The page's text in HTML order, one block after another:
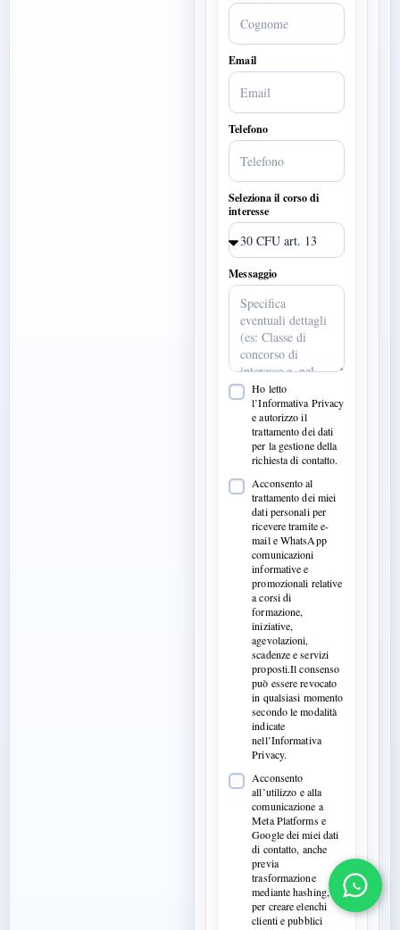
Email
Telefono
Seleziona il corso di
interesse
Messaggio
Ho letto
l’Informativa Privacy
e autorizzo il
trattamento dei dati
per la gestione della
richiesta di contatto.
Acconsento al
trattamento dei miei
dati personali per
ricevere tramite e-
mail e WhatsApp
comunicazioni
informative e
promozionali relative
a corsi di
formazione,
iniziative,
agevolazioni,
scadenze e servizi
proposti.Il consenso
può essere revocato
in qualsiasi momento
secondo le modalità
indicate
nell’Informativa
Privacy.
Acconsento
all’utilizzo e alla
comunicazione a
Meta Platforms e
Google dei miei dati
di contatto, anche
previa
trasformazione
mediante hashing,
per creare elenchi
clienti e pubblici